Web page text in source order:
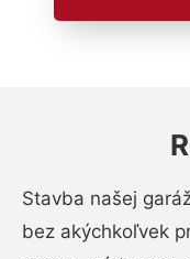
Stavba našej
bez akýchkoľvek